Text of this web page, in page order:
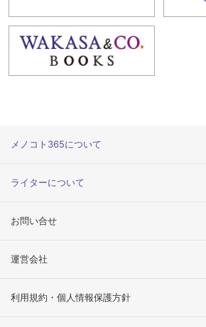
メノコト365について
ライターについて
お問い合せ
運営会社
利用規約・個人情報保護方針